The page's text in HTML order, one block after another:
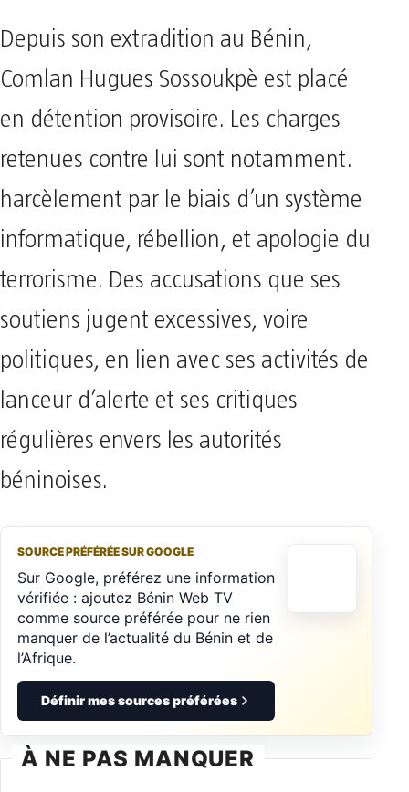
Depuis son extradition au Bénin,
Comlan Hugues Sossoukpè est placé
en détention provisoire. Les charges
retenues contre lui sont notamment.
harcèlement par le biais d’un système
informatique, rébellion, et apologie du
terrorisme. Des accusations que ses
soutiens jugent excessives, voire
politiques, en lien avec ses activités de
lanceur d’alerte et ses critiques
régulières envers les autorités
béninoises.
SOURCE PRÉFÉRÉE SUR GOOGLE
Sur Google, préférez une information
vérifiée : ajoutez Bénin Web TV
comme source préférée pour ne rien
manquer de l’actualité du Bénin et de
l’Afrique.
Définir mes sources préférées
À NE PAS MANQUER